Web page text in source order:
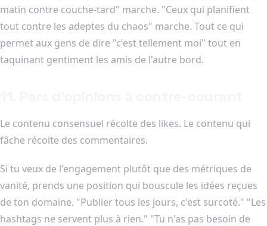
matin contre couche-tard" marche. "Ceux qui planifient
tout contre les adeptes du chaos" marche. Tout ce qui
permet aux gens de dire "c'est tellement moi" tout en
taquinant gentiment les amis de l'autre bord.
Le contenu consensuel récolte des likes. Le contenu qui
fâche récolte des commentaires.
Si tu veux de l'engagement plutôt que des métriques de
vanité, prends une position qui bouscule les idées reçues
de ton domaine. "Publier tous les jours, c'est surcoté." "Les
hashtags ne servent plus à rien." "Tu n'as pas besoin de